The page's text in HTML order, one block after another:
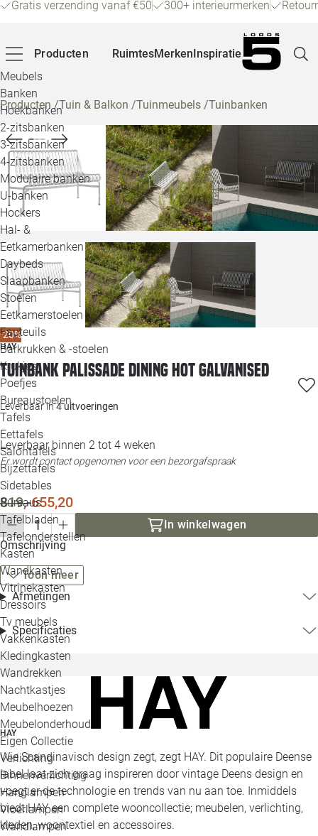
Gratis verzending vanaf €50 300+ interieurmerken
Producten
Meubels
Banken
Hoekbanken
2-zitsbanken
3-zitsbanken
4-zitsbanken
Modulaire banken
U-banken
Hockers
Hal- &
Eetkamerbanken
Daybeds
Slaapbanken
Stoelen
Eetkamerstoelen
Fauteuils
Barkrukken & -stoelen
Krukjes
Poefjes
Bureaustoelen
Tafels
Eettafels
Salontafels
Bijzettafels
Sidetables
Bureaus
Tafelbladen
Tafelonderstellen
Kasten
Wandkasten
Vitrinekasten
Dressoirs
Tv meubels
Vakkenkasten
Kledingkasten
Wandrekken
Nachtkastjes
Meubelhoezen
Meubelonderhoud
Eigen Collectie
Verlichting
Binnenverlichting
Hanglampen
Vloerlampen
Wandlampen
RuimtesMerkenInspiratie
Producten/Tuin & Balkon /Tuinmeubels /Tuinbanken
-20%
HAY
Tuinbank Palissade Dining hot galvanised
Leverbaar in4 uitvoeringen
Leverbaar binnen 2 tot 4 weken
Er wordt contact opgenomen voor een bezorgafspraak
819,-655,20
In winkelwagen
Omschrijving
Toon meer
Afmetingen
Specificaties
HAY
Wie Scandinavisch design zegt, zegt HAY. Dit populaire Deense
label laat zich graag inspireren door vintage Deens design en
voegt er de technologie en trends van nu aan toe. Inmiddels
biedt HAY een complete wooncollectie; meubelen, verlichting,
kleden, woontextiel en accessoires.